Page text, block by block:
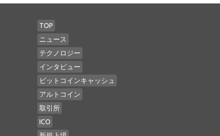
TOP
ニュース
テクノロジー
インタビュー
ビットコインキャッシュ
アルトコイン
取引所
ICO